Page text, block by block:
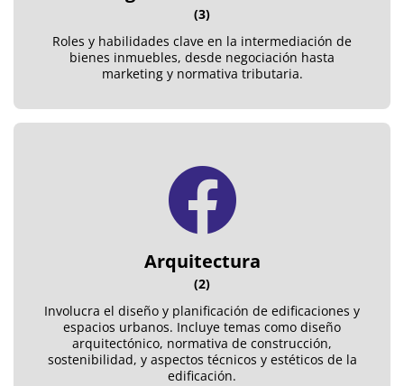
(3)
Roles y habilidades clave en la intermediación de
bienes inmuebles, desde negociación hasta
marketing y normativa tributaria.
Arquitectura
(2)
Involucra el diseño y planificación de edificaciones y
espacios urbanos. Incluye temas como diseño
arquitectónico, normativa de construcción,
sostenibilidad, y aspectos técnicos y estéticos de la
edificación.